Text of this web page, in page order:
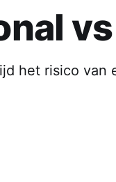
het risico van